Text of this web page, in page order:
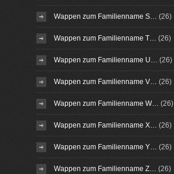
Wappen zum Familienname S… (26)
Wappen zum Familienname T… (26)
Wappen zum Familienname U… (26)
Wappen zum Familienname V… (26)
Wappen zum Familienname W… (26)
Wappen zum Familienname X… (26)
Wappen zum Familienname Y… (26)
Wappen zum Familienname Z… (26)